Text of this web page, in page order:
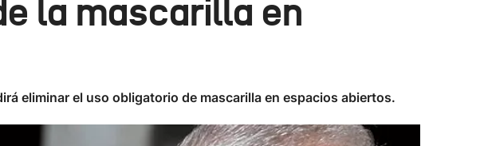
la mascarilla en
eliminar el uso obligatorio de mascarilla en espacios abiertos.